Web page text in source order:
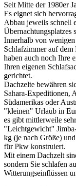
Seit Mitte der 1980er
Es eignet sich
Abbau jeweils schnell
Übernachtungsplatzes
Innerhalb von
Schlafzimmer auf
haben auch noch Ihre
Ihren eigenen
gerichtet.
Dachzelte bewähren
Sahara-Expeditionen,
Südamerikas oder
"kleinen" Urlaub in
es gibt mittlerweile
"Leichtgewicht"
kg (je nach Größe)
für Pkw konstruiert.
Mit einem Dachzelt
sondern Sie schlafen
Witterungseinflüssen